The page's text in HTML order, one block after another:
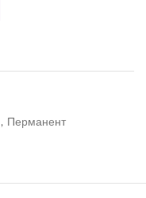
, Перманент